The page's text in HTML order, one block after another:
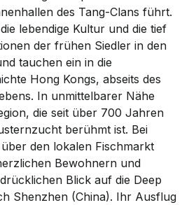
des Tang-Clans führt.
lebendige Kultur und die tief
der frühen Siedler in den
tauchen ein in die
Hong Kongs, abseits des
In unmittelbarer Nähe
die seit über 700 Jahren
berühmt ist. Bei
den lokalen Fischmarkt
Bewohnern und
Blick auf die Deep
Shenzhen (China). Ihr Ausflug